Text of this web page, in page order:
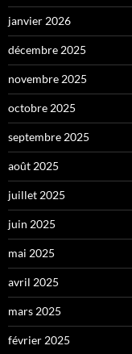
janvier 2026
décembre 2025
novembre 2025
octobre 2025
septembre 2025
août 2025
juillet 2025
juin 2025
mai 2025
avril 2025
mars 2025
février 2025